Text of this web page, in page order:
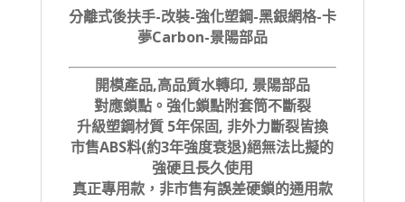
分離式後扶手-改裝-強化塑鋼-黑銀網格-卡
夢Carbon-景陽部品
開模產品,高品質水轉印, 景陽部品
對應鎖點。強化鎖點附套筒不斷裂
升級塑鋼材質 5年保固, 非外力斷裂皆換
市售ABS料(約3年強度衰退)絕無法比擬的
強硬且長久使用
真正專用款，非市售有誤差硬鎖的通用款